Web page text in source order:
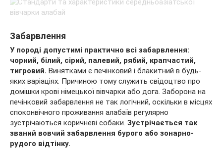
Забарвлення
У породі допустимі практично всі забарвлення:
чорний, білий, сірий, палевий, рябий, крапчастий,
тигровий. Винятками є печінковий і блакитний в будь-
яких варіаціях. Причиною тому служить свідоцтво про
домішки крові німецької вівчарки або дога. Заборона на
печінковий забарвлення не так логічний, оскільки в місцях
споконвічного проживання алабаїв регулярно
зустрічаються коричневі собаки. Зустрічається так
званий вовчий забарвлення бурого або зонарно-
рудого відтінку.